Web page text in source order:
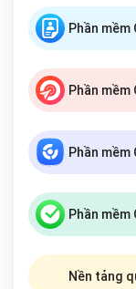
Phần mềm
Phần
Phần mềm
Phần mềm
Nền tảng